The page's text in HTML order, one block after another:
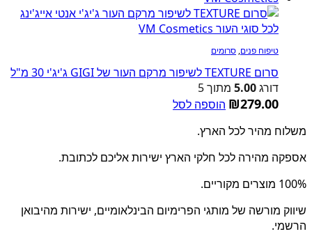
טיפוח פנים, סרומים
סרום TEXTURE לשיפור מרקם העור של GIGI ג'יג'י 30 מ"ל
דורג5.00 מתוך 5
₪279.00
הוספה לסל
משלוח מהיר לכל הארץ.
אספקה מהירה לכל חלקי הארץ ישירות אליכם לכתובת.
100% מוצרים מקוריים.
שיווק מורשה של מותגי הפרימיום הבינלאומיים, ישירות מהיבואן
הרשמי.